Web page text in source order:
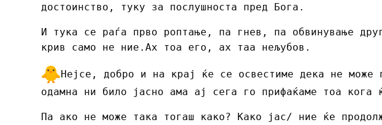
достоинство, туку за послушноста пред Бога.
И тука се раѓа прво роптање, па гнев, па обвинување
крив само не ние.Ах тоа его, ах таа нељубов.
Нејсе, добро и на крај ќе се освестиме дека не може
одамна ни било јасно ама ај сега го прифаќаме тоа кога
Па ако не може така тогаш како? Како јас/ ние ќе